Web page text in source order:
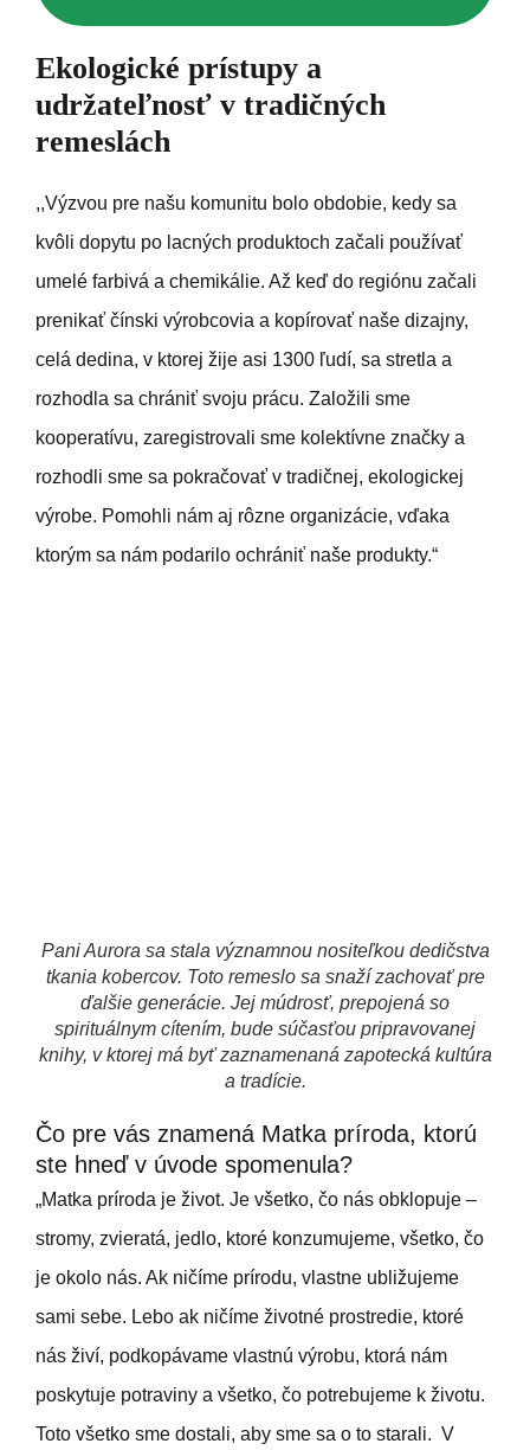
Ekologické prístupy a
udržateľnosť v tradičných
remeslách
,,Výzvou pre našu komunitu bolo obdobie, kedy sa
kvôli dopytu po lacných produktoch začali používať
umelé farbivá a chemikálie. Až keď do regiónu začali
prenikať čínski výrobcovia a kopírovať naše dizajny,
celá dedina, v ktorej žije asi 1300 ľudí, sa stretla a
rozhodla sa chrániť svoju prácu. Založili sme
kooperatívu, zaregistrovali sme kolektívne značky a
rozhodli sme sa pokračovať v tradičnej, ekologickej
výrobe. Pomohli nám aj rôzne organizácie, vďaka
ktorým sa nám podarilo ochrániť naše produkty.“
Pani Aurora sa stala významnou nositeľkou dedičstva
tkania kobercov. Toto remeslo sa snaží zachovať pre
ďalšie generácie. Jej múdrosť, prepojená so
spirituálnym cítením, bude súčasťou pripravovanej
knihy, v ktorej má byť zaznamenaná zapotecká kultúra
a tradície.
Čo pre vás znamená Matka príroda, ktorú
ste hneď v úvode spomenula?
„Matka príroda je život. Je všetko, čo nás obklopuje –
stromy, zvieratá, jedlo, ktoré konzumujeme, všetko, čo
je okolo nás. Ak ničíme prírodu, vlastne ubližujeme
sami sebe. Lebo ak ničíme životné prostredie, ktoré
nás živí, podkopávame vlastnú výrobu, ktorá nám
poskytuje potraviny a všetko, čo potrebujeme k životu.
Toto všetko sme dostali, aby sme sa o to starali. V